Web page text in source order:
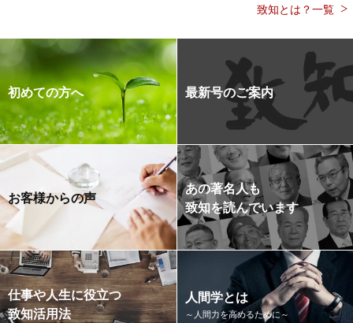
致知とは？一覧
初めての方へ 最新号のご案内
お客様からの声
あの著名人も
致知を読んでいます
仕事や人生に役立つ
致知活用法
人間学とは
～人間力を高めるために～